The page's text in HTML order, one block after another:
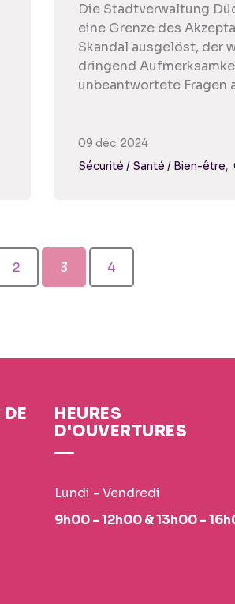
Die Stadtverwaltung
eine Grenze des
Skandal ausgelöst, der
dringend
unbeantwortete Fragen
09 déc. 2024
Sécurité / Santé / Bien-être
2 3 4
HEURES
D'OUVERTURES
Lundi - Vendredi
9h00 - 12h00 & 13h00 -